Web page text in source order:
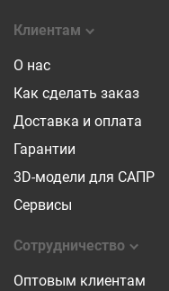
Клиентам
О нас
Как сделать заказ
Доставка и оплата
Гарантии
3D-модели для САПР
Сервисы
Сотрудничество
Оптовым клиентам